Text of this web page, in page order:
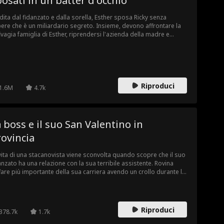
dal fidanzato e dalla sorella, Esther sposa Ricky senza
che è un miliardario segreto. Insieme, devono affrontare la
famiglia di Esther, riprendersi l'azienda della madre e
1.6M 4.7k Riproduci
boss e il suo San Valentino in
di una stacanovista viene sconvolta quando scopre che il suo
ha una relazione con la sua terribile assistente. Rovina
più importante della sua carriera avendo un crollo durante la
gestore del posto (ma diabolico e affascinante), che si
più delle persone che dei profitti. E deve convivere con il
1.7k Riproduci